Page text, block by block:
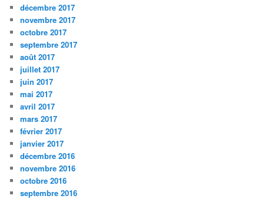
décembre 2017
novembre 2017
octobre 2017
septembre 2017
août 2017
juillet 2017
juin 2017
mai 2017
avril 2017
mars 2017
février 2017
janvier 2017
décembre 2016
novembre 2016
octobre 2016
septembre 2016